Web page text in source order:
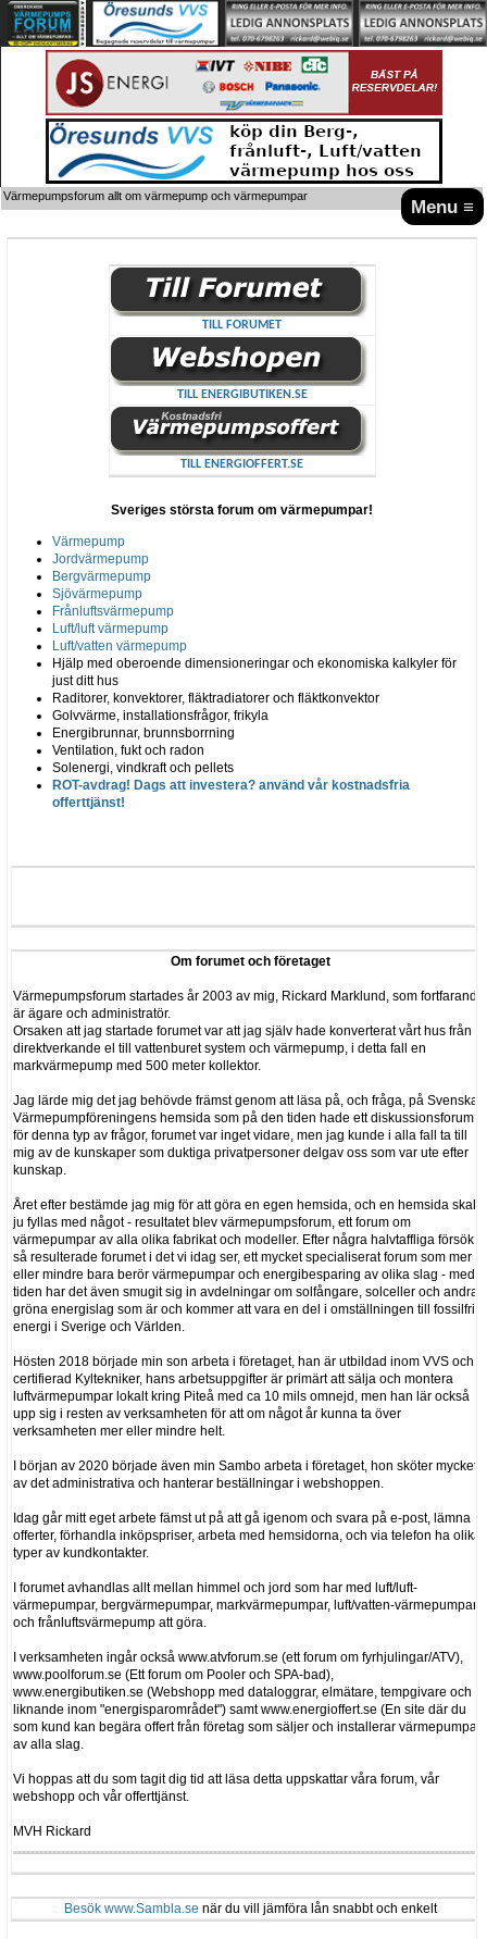
Menu ≡
Värmepumpsforum allt om värmepump och värmepumpar
TILL FORUMET
TILL ENERGIBUTIKEN.SE
TILL ENERGIOFFERT.SE
Sveriges största forum om värmepumpar!
Värmepump
Jordvärmepump
Bergvärmepump
Sjövärmepump
Frånluftsvärmepump
Luft/luft värmepump
Luft/vatten värmepump
Hjälp med oberoende dimensioneringar och ekonomiska kalkyler för
just ditt hus
Raditorer, konvektorer, fläktradiatorer och fläktkonvektor
Golvvärme, installationsfrågor, frikyla
Energibrunnar, brunnsborrning
Ventilation, fukt och radon
Solenergi, vindkraft och pellets
ROT-avdrag! Dags att investera? använd vår kostnadsfria
offerttjänst!
Om forumet och företaget
Värmepumpsforum startades år 2003 av mig, Rickard Marklund, som fortfarande
är ägare och administratör.
Orsaken att jag startade forumet var att jag själv hade konverterat vårt hus från
direktverkande el till vattenburet system och värmepump, i detta fall en
markvärmepump med 500 meter kollektor.
Jag lärde mig det jag behövde främst genom att läsa på, och fråga, på Svenska
Värmepumpföreningens hemsida som på den tiden hade ett diskussionsforum
för denna typ av frågor, forumet var inget vidare, men jag kunde i alla fall ta till
mig av de kunskaper som duktiga privatpersoner delgav oss som var ute efter
kunskap.
Året efter bestämde jag mig för att göra en egen hemsida, och en hemsida skall
ju fyllas med något - resultatet blev värmepumpsforum, ett forum om
värmepumpar av alla olika fabrikat och modeller. Efter några halvtaffliga försök
så resulterade forumet i det vi idag ser, ett mycket specialiserat forum som mer
eller mindre bara berör värmepumpar och energibesparing av olika slag - med
tiden har det även smugit sig in avdelningar om solfångare, solceller och andra
gröna energislag som är och kommer att vara en del i omställningen till fossilfri
energi i Sverige och Världen.
Hösten 2018 började min son arbeta i företaget, han är utbildad inom VVS och
certifierad Kyltekniker, hans arbetsuppgifter är primärt att sälja och montera
luftvärmepumpar lokalt kring Piteå med ca 10 mils omnejd, men han lär också
upp sig i resten av verksamheten för att om något år kunna ta över
verksamheten mer eller mindre helt.
I början av 2020 började även min Sambo arbeta i företaget, hon sköter mycket
av det administrativa och hanterar beställningar i webshoppen.
Idag går mitt eget arbete fämst ut på att gå igenom och svara på e-post, lämna
offerter, förhandla inköpspriser, arbeta med hemsidorna, och via telefon ha olika
typer av kundkontakter.
I forumet avhandlas allt mellan himmel och jord som har med luft/luft-
värmepumpar, bergvärmepumpar, markvärmepumpar, luft/vatten-värmepumpar
och frånluftsvärmepump att göra.
I verksamheten ingår också www.atvforum.se (ett forum om fyrhjulingar/ATV),
www.poolforum.se (Ett forum om Pooler och SPA-bad),
www.energibutiken.se (Webshopp med dataloggrar, elmätare, tempgivare och
liknande inom "energisparområdet") samt www.energioffert.se (En site där du
som kund kan begära offert från företag som säljer och installerar värmepumpar
av alla slag.
Vi hoppas att du som tagit dig tid att läsa detta uppskattar våra forum, vår
webshopp och vår offerttjänst.
MVH Rickard
Besök www.Sambla.se när du vill jämföra lån snabbt och enkelt